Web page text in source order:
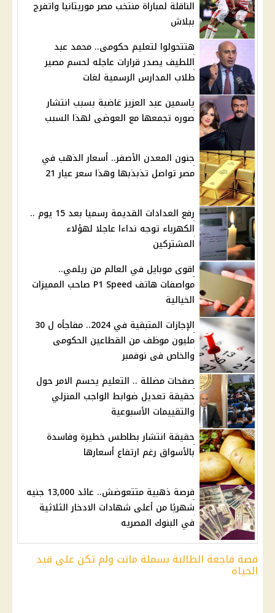
الناقلة لمباراة منتخب مصر موريتانيا واتفرج
ببلاش
هتتحولوا لتعليم حكومى.. محمد عبد
اللطيف يصدر قرارات عاجله لحسم مصير
طلاب المدارس الرسمية لغات
ياسمين عبد العزيز غاضبة بسبب انتشار
صوره تجمعها مع العوضى لهذا السبب
جنون المعدن الأصفر.. أسعار الذهب في
مصر تواصل تذبذبها وهذا سعر عيار 21
رفع العدادات القديمة رسميا بعد 15 يوم ..
الكهرباء توجه نداءا عاجلا لهؤلاء
المشتركين
اقوى موبايل في العالم من ريلمي..
مواصفات هاتف P1 Speed صاحب المميزات
الخيالية
الإجازات المتبقية في 2024.. مفاجأه ل 30
مليون موظف من القطاعين الحكومى
والخاص فى نوفمبر
صفحات مضللة .. التعليم يحسم الامر حول
حقيقة تعديل ضوابط الواجب المنزلي
والتقييمات الأسبوعية
حقيقة انتشار بطاطس خطيرة وفاسدة
بالأسواق رغم ارتفاع أسعارها
فرصة ذهبية متتعوضش.. عائد 13,000 جنيه
شهريًا من أعلى شهادات الادخار الثلاثية
في البنوك المصريه
قصة فاجعة الطالبة بسملة ماتت ولم تكن على قيد
الحياة